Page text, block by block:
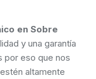
en Sobre
y una garantía
por eso que nos
altamente